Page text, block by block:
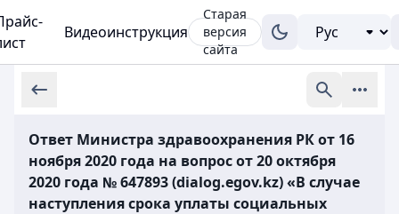
Видеоинструкция
Старая
версия
сайта
Ответ Министра здравоохранения РК от 16
ноября 2020 года на вопрос от 20 октября
2020 года № 647893 (dialog.egov.kz) «В случае
наступления срока уплаты социальных